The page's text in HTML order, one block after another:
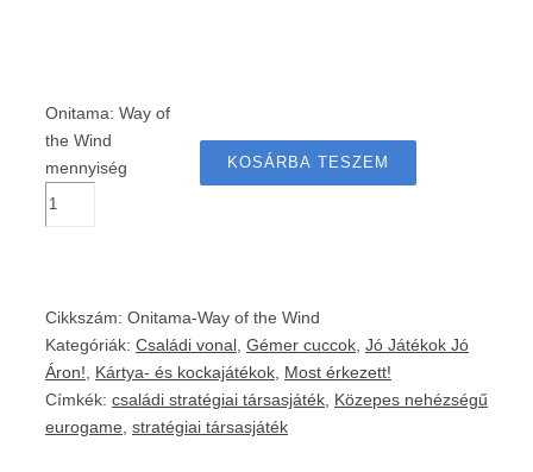
Onitama: Way of
the Wind
mennyiség
KOSÁRBA TESZEM
Cikkszám: Onitama-Way of the Wind
Kategóriák: Családi vonal Gémer cuccok Jó Játékok Jó
Áron!
Kártya- és kockajátékok Most érkezett!
Címkék: családi stratégiai társasjáték Közepes nehézségű
eurogame stratégiai társasjáték